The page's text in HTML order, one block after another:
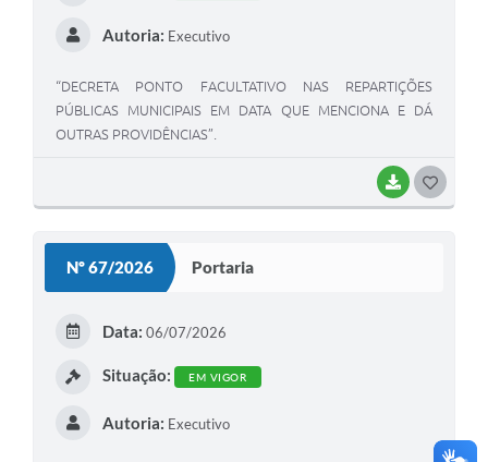
BAIXAR
Autoria: Executivo
“DECRETA PONTO FACULTATIVO NAS REPARTIÇÕES
PÚBLICAS MUNICIPAIS EM DATA QUE MENCIONA E DÁ
OUTRAS PROVIDÊNCIAS”.
Nº 67/2026 Portaria
Data: 06/07/2026
Situação: EM VIGOR
Autoria: Executivo